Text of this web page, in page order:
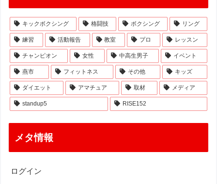
キックボクシング 格闘技 ボクシング リング
練習 活動報告 教室 プロ レッスン
チャンピオン 女性 中高生男子 イベント
燕市 フィットネス その他 キッズ
ダイエット アマチュア 取材 メディア
standup5 RISE152
メタ情報
ログイン